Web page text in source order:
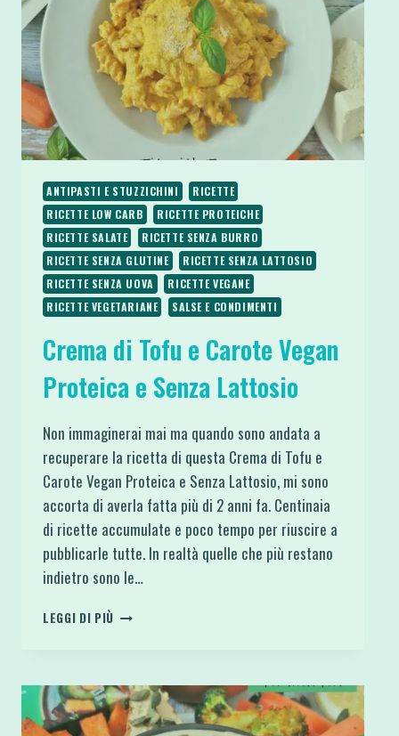
ANTIPASTI E STUZZICHINI
RICETTE
RICETTE LOW CARB
RICETTE PROTEICHE
RICETTE SALATE
RICETTE SENZA BURRO
RICETTE SENZA GLUTINE
RICETTE SENZA LATTOSIO
RICETTE SENZA UOVA
RICETTE VEGANE
RICETTE VEGETARIANE
SALSE E CONDIMENTI
Crema di Tofu e Carote Vegan
Proteica e Senza Lattosio
Non immaginerai mai ma quando sono andata a
recuperare la ricetta di questa Crema di Tofu e
Carote Vegan Proteica e Senza Lattosio, mi sono
accorta di averla fatta più di 2 anni fa. Centinaia
di ricette accumulate e poco tempo per riuscire a
pubblicarle tutte. In realtà quelle che più restano
indietro sono le…
LEGGI DI PIÙ CREMA
CAROTE
VEGAN
PROTEICA